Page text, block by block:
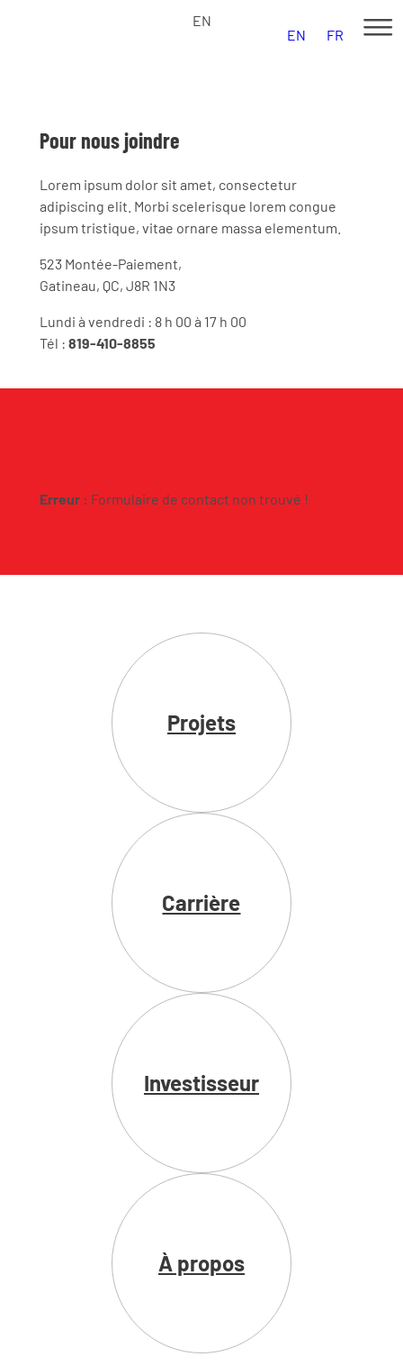
EN FR
Vente
Locations
À Propos
Responsabilité sociale
Nouvelles
Nous joindre
Formulaire de demande de location
Instagram
YouTube
Pour nous joindre
Lorem ipsum dolor sit amet, consectetur
adipiscing elit. Morbi scelerisque lorem congue
ipsum tristique, vitae ornare massa elementum.
523 Montée-Paiement,
Gatineau, QC, J8R 1N3
Lundi à vendredi : 8 h 00 à 17 h 00
Tél : 819-410-8855
Erreur : Formulaire de contact non trouvé !
Projets
Carrière
Investisseur
À propos
EN